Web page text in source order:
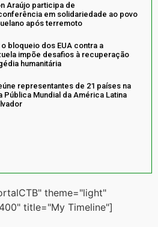
Araújo participa de
em solidariedade ao povo
após terremoto
o bloqueio dos EUA contra a
impõe desafios à recuperação
humanitária
representantes de 21 países na
Pública Mundial da América Latina
theme="light"
title="My Timeline"]